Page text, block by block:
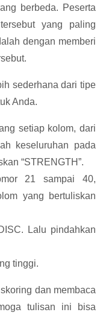
berbeda. Peserta
yang paling
dengan memberi
sederhana dari tipe
Anda.
setiap kolom, dari
keseluruhan pada
“STRENGTH”.
21 sampai 40,
yang bertuliskan
Lalu pindahkan
tinggi.
dan membaca
tulisan ini bisa